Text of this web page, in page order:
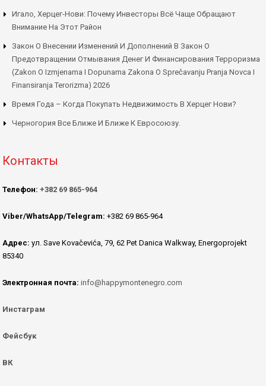
Игало, Херцег-Нови: Почему Инвесторы Всё Чаще Обращают
Внимание На Этот Район
Закон О Внесении Изменений И Дополнений В Закон О
Предотвращении Отмывания Денег И Финансирования Терроризма
(Zakon O Izmjenama I Dopunama Zakona O Sprečavanju Pranja Novca I
Finansiranja Terorizma) 2026
Время Года – Когда Покупать Недвижимость В Херцег Нови?
Черногория Все Ближе И Ближе К Евросоюзу.
Контакты
Телефон: +382 69 865-964
Viber/WhatsApp/Telegram: +382 69 865-964
Адрес: ул. Save Kovačevića, 79, 62 Pet Danica Walkway, Energoprojekt
85340
Электронная почта: info@happymontenegro.com
Инстаграм
Фейсбук
ВК